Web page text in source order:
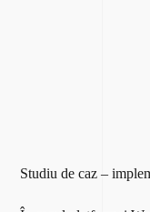
Studiu de caz –